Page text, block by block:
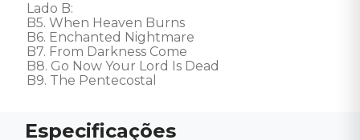
Lado B:
B5. When Heaven Burns
B6. Enchanted Nightmare
B7. From Darkness Come
B8. Go Now Your Lord Is Dead
B9. The Pentecostal